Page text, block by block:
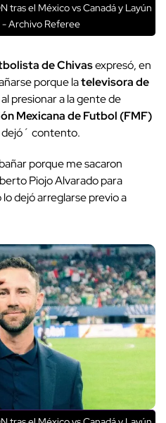
tras el México vs Canadá y Layún
- Archivo Referee
de Chivasexpresó, en
porque latelevisora de
presionar a la gente de
Mexicana de Futbol (FMF)
contento.
porque me sacaron
Piojo Alvarado para
dejó arreglarse previo a